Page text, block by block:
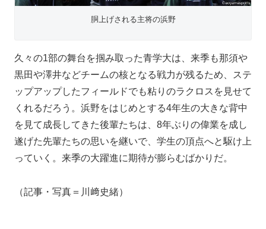
胴上げされる主将の浜野
久々の1部の舞台を掴み取った青学大は、来季も那須や
黒田や澤井などチームの核となる戦力が残るため、ステ
ップアップしたフィールドでも粘りのラクロスを見せて
くれるだろう。浜野をはじめとする4年生の大きな背中
を見て成長してきた後輩たちは、8年ぶりの偉業を成し
遂げた先輩たちの思いを継いで、学生の頂点へと駆け上
っていく。来季の大躍進に期待が膨らむばかりだ。
（記事・写真＝川﨑史緒）